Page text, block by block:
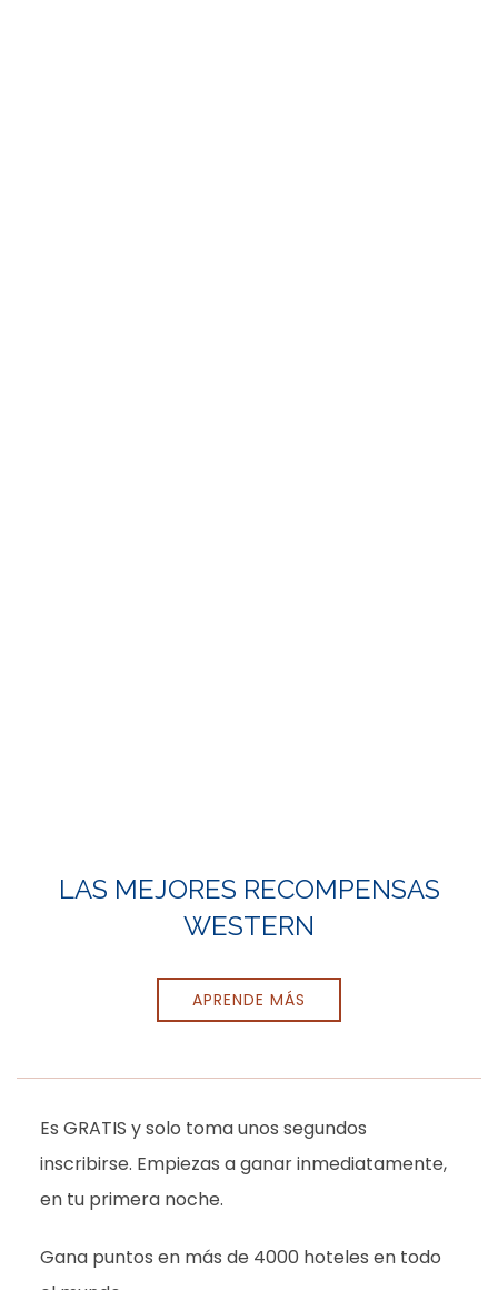
LAS MEJORES RECOMPENSAS
WESTERN
APRENDE MÁS
Es GRATIS y solo toma unos segundos
inscribirse. Empiezas a ganar inmediatamente,
en tu primera noche.
Gana puntos en más de 4000 hoteles en todo